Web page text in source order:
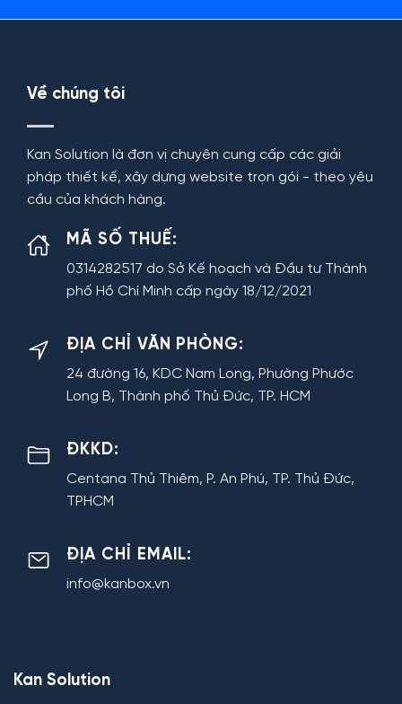
Về chúng tôi
Kan Solution là đơn vị chuyên cung cấp các giải
pháp thiết kế, xây dựng website trọn gói - theo yêu
cầu của khách hàng.
MÃ SỐ THUẾ:
0314282517 do Sở Kế hoạch và Đầu tư Thành
phố Hồ Chí Minh cấp ngày 18/12/2021
ĐỊA CHỈ VĂN PHÒNG:
24 đường 16, KDC Nam Long, Phường Phước
Long B, Thành phố Thủ Đức, TP. HCM
ĐKKD:
Centana Thủ Thiêm, P. An Phú, TP. Thủ Đức,
TPHCM
ĐỊA CHỈ EMAIL:
info@kanbox.vn
Kan Solution